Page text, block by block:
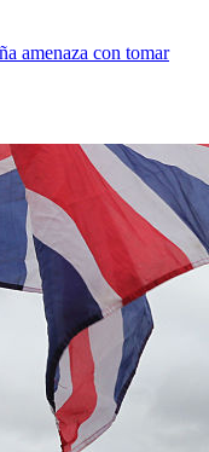
amenaza con tomar